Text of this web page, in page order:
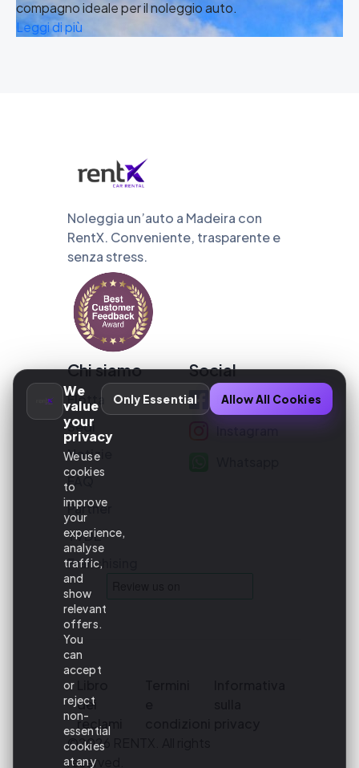
We
value
your
privacy
We use
cookies
to
improve
your
experience,
analyse
traffic,
and
show
relevant
offers.
You
can
accept
or
reject
non-
essential
cookies
at any
Only Essential Allow All Cookies
compagno ideale per il noleggio auto.
Leggi di più
Noleggia un’auto a Madeira con
RentX. Conveniente, trasparente e
senza stress.
Chi siamo
Flotta
Sedi
Notizie
FAQ
Partner
TVDE
Franchising
Social
Facebook
Instagram
©2026 RENTX. All rights
reserved.
dei
reclami